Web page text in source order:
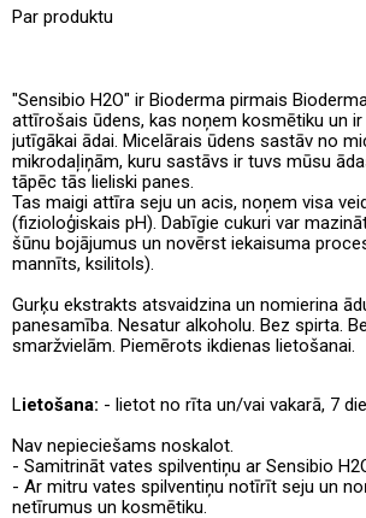
Par produktu
"Sensibio H2O" ir Bioderma pirmais
attīrošais ūdens, kas noņem kosmētiku un
jutīgākai ādai. Micelārais ūdens sastāv no
mikrodaļiņām, kuru sastāvs ir tuvs mūsu
tāpēc tās lieliski panes.
Tas maigi attīra seju un acis, noņem visa
(fizioloģiskais pH). Dabīgie cukuri var
šūnu bojājumus un novērst iekaisuma
mannīts, ksilitols).
Gurķu ekstrakts atsvaidzina un nomierina
panesamība. Nesatur alkoholu. Bez spirta.
smaržvielām. Piemērots ikdienas lietošanai.
Lietošana: - lietot no rīta un/vai vakarā, 7
Nav nepieciešams noskalot.
- Samitrināt vates spilventiņu ar Sensibio
- Ar mitru vates spilventiņu notīrīt seju un
netīrumus un kosmētiku.